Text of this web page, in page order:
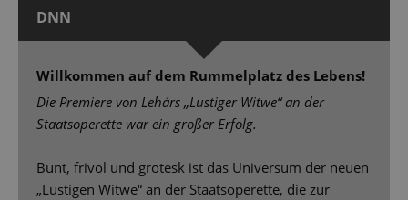
DNN
Willkommen auf dem Rummelplatz des Lebens!
Die Premiere von Lehárs „Lustiger Witwe“ an der
Staatsoperette war ein großer Erfolg.
Bunt, frivol und grotesk ist das Universum der neuen
„Lustigen Witwe“ an der Staatsoperette, die zur